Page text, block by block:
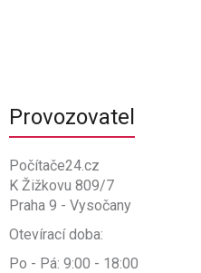
Provozovatel
Počítače24.cz
K Žižkovu 809/7
Praha 9 - Vysočany
Otevírací doba:
Po - Pá: 9:00 - 18:00